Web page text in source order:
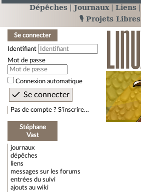
Dépêches Journaux Liens
🎙️ Projets Libres
Se connecter
Identifiant
Mot de passe
Connexion automatique
Pas de compte ? S’inscrire…
Stéphane
Vast
journaux
dépêches
liens
messages sur les forums
entrées du suivi
ajouts au wiki